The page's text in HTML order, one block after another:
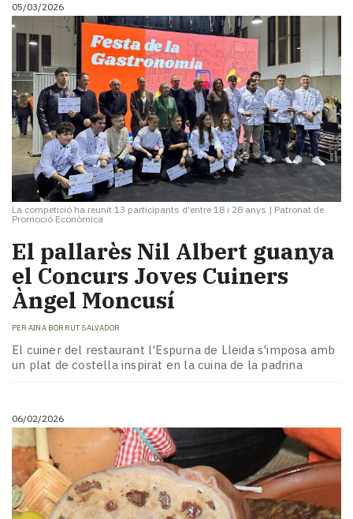
05/03/2026
La competició ha reunit 13 participants d'entre 18 i 28 anys | Patronat de
Promoció Econòmica
El pallarès Nil Albert guanya
el Concurs Joves Cuiners
Àngel Moncusí
PER AINA BORRUT SALVADOR
El cuiner del restaurant l'Espurna de Lleida s'imposa amb
un plat de costella inspirat en la cuina de la padrina
06/02/2026